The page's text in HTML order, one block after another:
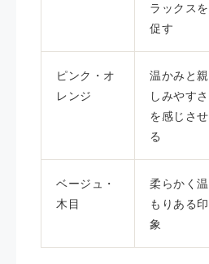
ラックスを
促す
ピンク・オ
レンジ
温かみと親
しみやすさ
を感じさせ
る
ベージュ・
木目
柔らかく温
もりある印
象